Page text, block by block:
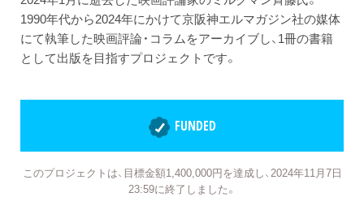
1990年代から2024年にかけて京阪神エルマガジン社の媒体
にて執筆した映画評論・コラムをアーカイブし、1冊の書籍
として出版を目指すプロジェクトです。
FUNDED
このプロジェクトは、目標金額1,400,000円を達成し、2024年11月7日
23:59に終了しました。